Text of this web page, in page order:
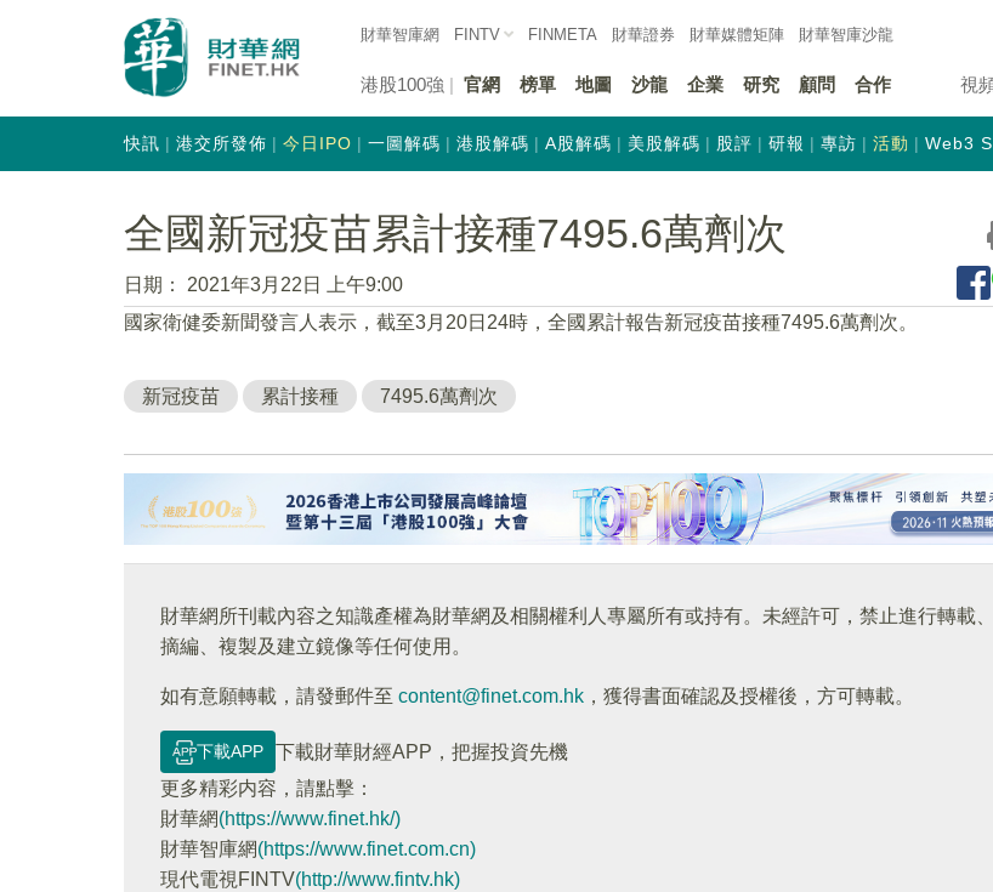
財華智庫網 FINTV FINMETA 財華證券 財華媒體矩陣 財華智庫沙龍
港股100強 官網 榜單 地圖 沙龍 企業 研究 顧問 合作 視
快訊 港交所發佈 今日IPO 一圖解碼 港股解碼 A股解碼 美股解碼 股評 研報 專訪 活動 Web3
全國新冠疫苗累計接種7495.6萬劑次
日期：
2021年3月22日 上午9:00
國家衛健委新聞發言人表示，截至3月20日24時，全國累計報告新冠疫苗接種7495.6萬劑次。
新冠疫苗 累計接種 7495.6萬劑次
財華網所刊載內容之知識產權為財華網及相關權利人專屬所有或持有。未經許可，禁止進行轉載、
摘編、複製及建立鏡像等任何使用。
如有意願轉載，請發郵件至 content@finet.com.hk ，獲得書面確認及授權後，方可轉載。
下載APP
下載財華財經APP，把握投資先機
更多精彩内容，請點擊：
財華網(https://www.finet.hk/)
財華智庫網(https://www.finet.com.cn)
現代電視FINTV(http://www.fintv.hk)